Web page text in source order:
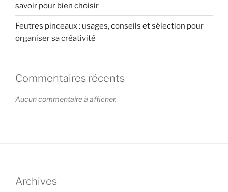
savoir pour bien choisir
Feutres pinceaux : usages, conseils et sélection pour
organiser sa créativité
Commentaires récents
Aucun commentaire à afficher.
Archives